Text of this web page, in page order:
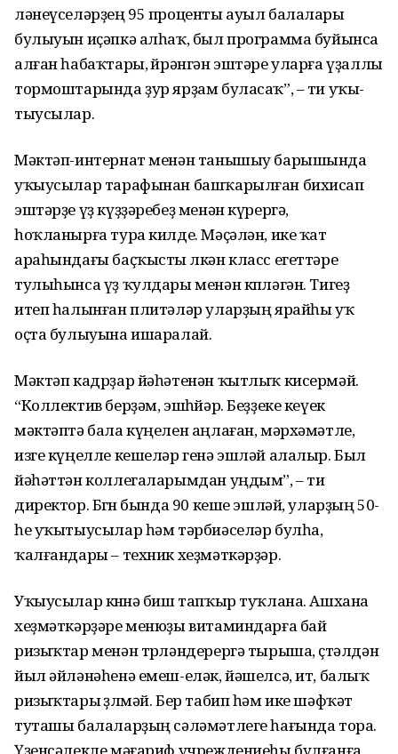
ләнеүселәрҙең 95 проценты ауыл балалары
булыуын иҫәпкә алһаҡ, был программа буйынса
алған һабаҡтары, өйрәнгән эштәре уларға үҙаллы
тормоштарында ҙур ярҙам буласаҡ”, – ти уҡы­
тыусылар.
Мәктәп-интернат менән танышыу барышында
уҡыусылар тарафынан башҡа­рылған бихисап
эштәрҙе үҙ күҙҙәребеҙ менән күрергә,
һоҡланырға тура килде. Мәҫәлән, ике ҡат
араһындағы баҫҡысты өлкән класс егеттәре
тулыһынса үҙ ҡулдары менән көпләгән. Тигеҙ
итеп һалынған плитәләр уларҙың ярайһы уҡ
оҫта булыуына ишаралай.
Мәктәп кадрҙар йәһәтенән ҡытлыҡ кисермәй.
“Коллектив берҙәм, эшһөйәр. Беҙҙеке кеүек
мәктәптә бала күңелен аңлаған, мәрхәмәтле,
изге күңелле кешеләр генә эшләй алалыр. Был
йәһәттән коллегаларымдан уңдым”, – ти
директор. Бөгөн бында 90 кеше эшләй, уларҙың 50-
һе уҡытыу­сылар һәм тәрбиәселәр булһа,
ҡалғандары – техник хеҙмәт­кәрҙәр.
Уҡыусылар көнөнә биш тапҡыр туҡлана. Ашхана
хеҙмәт­кәрҙәре менюҙы витаминдарға бай
ризыҡтар менән төрләндерергә тырыша, өҫтәлдән
йыл әйләнәһенә емеш-еләк, йәшелсә, ит, балыҡ
ризыҡтары өҙөлмәй. Бер табип һәм ике шәфҡәт
туташы балалар­ҙың сәләмәтлеге һағында тора.